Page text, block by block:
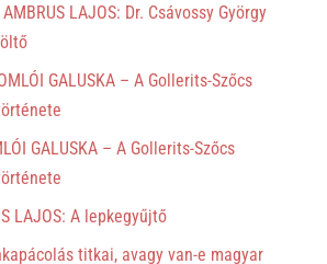
AMBRUS LAJOS: Dr. Csávossy György
GALUSKA – A Gollerits-Szőcs
GALUSKA – A Gollerits-Szőcs
LAJOS: A lepkegyűjtő
titkai, avagy van-e magyar